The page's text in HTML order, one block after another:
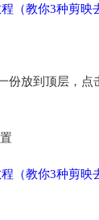
份放到顶层，点